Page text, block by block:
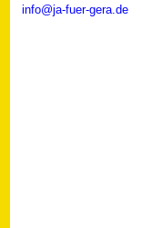
info@ja-fuer-gera.de